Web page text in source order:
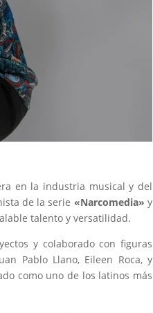
en la industria musical y del
de la serie «Narcomedia» y
talento y versatilidad.
y colaborado con figuras
Pablo Llano, Eileen Roca, y
como uno de los latinos más